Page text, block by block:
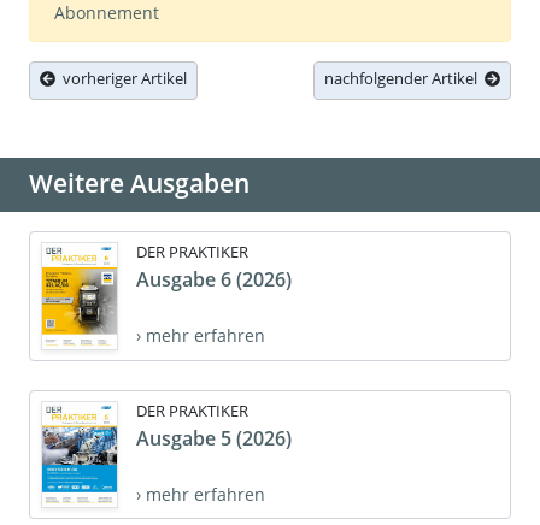
Abonnement
vorheriger Artikel nachfolgender Artikel
Weitere Ausgaben
DER PRAKTIKER
Ausgabe 6 (2026)
› mehr erfahren
DER PRAKTIKER
Ausgabe 5 (2026)
› mehr erfahren